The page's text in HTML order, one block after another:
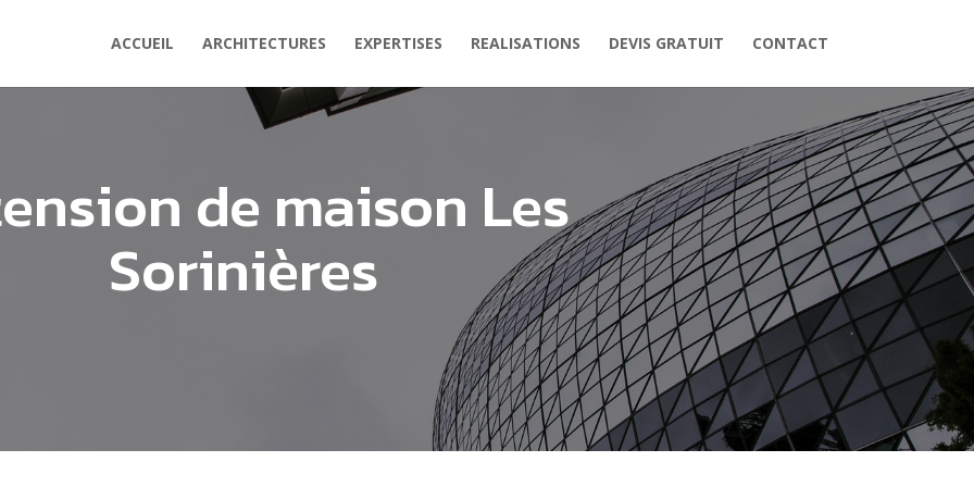
ACCUEIL ARCHITECTURES EXPERTISES REALISATIONS DEVIS GRATUIT CONTACT
de maison Les
Sorinières